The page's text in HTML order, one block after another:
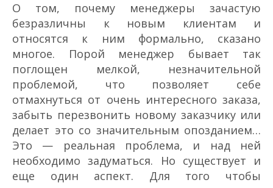
О том, почему менеджеры зачастую
безразличны к новым клиентам и
относятся к ним формально, сказано
многое. Порой менеджер бывает так
поглощен мелкой, незначительной
проблемой, что позволяет себе
отмахнуться от очень интересного заказа,
забыть перезвонить новому заказчику или
делает это со значительным опозданием…
Это — реальная проблема, и над ней
необходимо задуматься. Но существует и
еще один аспект. Для того чтобы